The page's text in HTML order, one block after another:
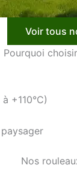
Voir tous
Pourquoi
+110°C)
Nos